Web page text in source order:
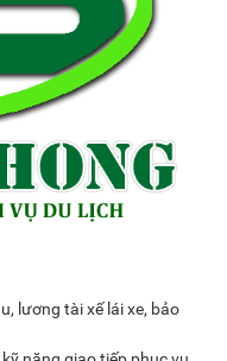
lương tài xế lái xe, bảo